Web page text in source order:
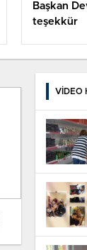
Başkan
teşekkür
VİDEO